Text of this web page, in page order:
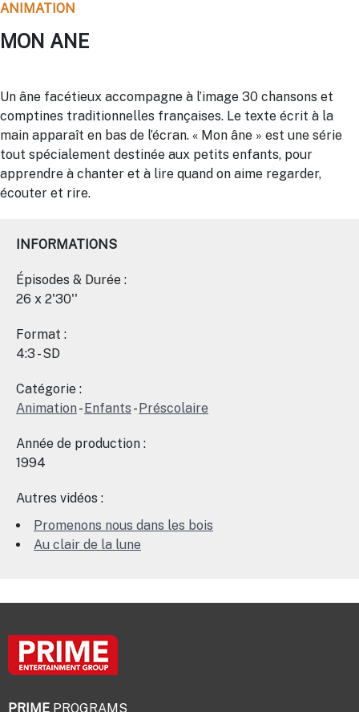
ANIMATION
MON ANE
Un âne facétieux accompagne à l’image 30 chansons et
comptines traditionnelles françaises. Le texte écrit à la
main apparaît en bas de l’écran. « Mon âne » est une série
tout spécialement destinée aux petits enfants, pour
apprendre à chanter et à lire quand on aime regarder,
écouter et rire.
INFORMATIONS
Épisodes & Durée :
26 x 2'30''
Format :
4:3 - SD
Catégorie :
Animation-Enfants -Préscolaire
Année de production :
1994
Autres vidéos :
Promenons nous dans les bois
Au clair de la lune
PRIME PROGRAMS